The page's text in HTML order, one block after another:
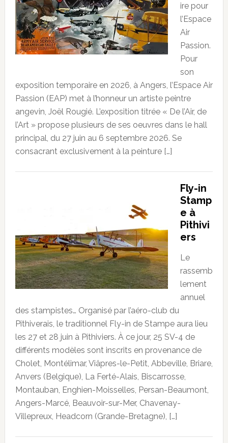
ire pour
l’Espace
Air
Passion.
Pour
son
exposition temporaire en 2026, à Angers, l’Espace Air
Passion (EAP) met à l’honneur un artiste peintre
angevin, Joël Rougié. L’exposition titrée « De l’Air, de
l’Art » propose plusieurs de ses oeuvres dans le hall
principal, du 27 juin au 6 septembre 2026. Se
consacrant exclusivement à la peinture […]
Fly-in
Stamp
e à
Pithivi
ers
Le
rassemb
lement
annuel
des stampistes… Organisé par l’aéro-club du
Pithiverais, le traditionnel Fly-in de Stampe aura lieu
les 27 et 28 juin à Pithiviers. À ce jour, 25 SV-4 de
différents modèles sont inscrits en provenance de
Cholet, Montélimar, Viâpres-le-Petit, Abbeville, Briare,
Anvers (Belgique), La Ferté-Alais, Biscarrosse,
Montauban, Enghien-Moisselles, Persan-Beaumont,
Angers-Marcé, Beauvoir-sur-Mer, Chavenay-
Villepreux, Headcorn (Grande-Bretagne), […]